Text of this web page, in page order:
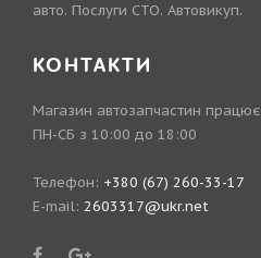
авто. Послуги СТО. Автовикуп.
КОНТАКТИ
Магазин автозапчастин працює
ПН-СБ з 10:00 до 18:00
Телефон: +380 (67) 260-33-17
E-mail: 2603317@ukr.net